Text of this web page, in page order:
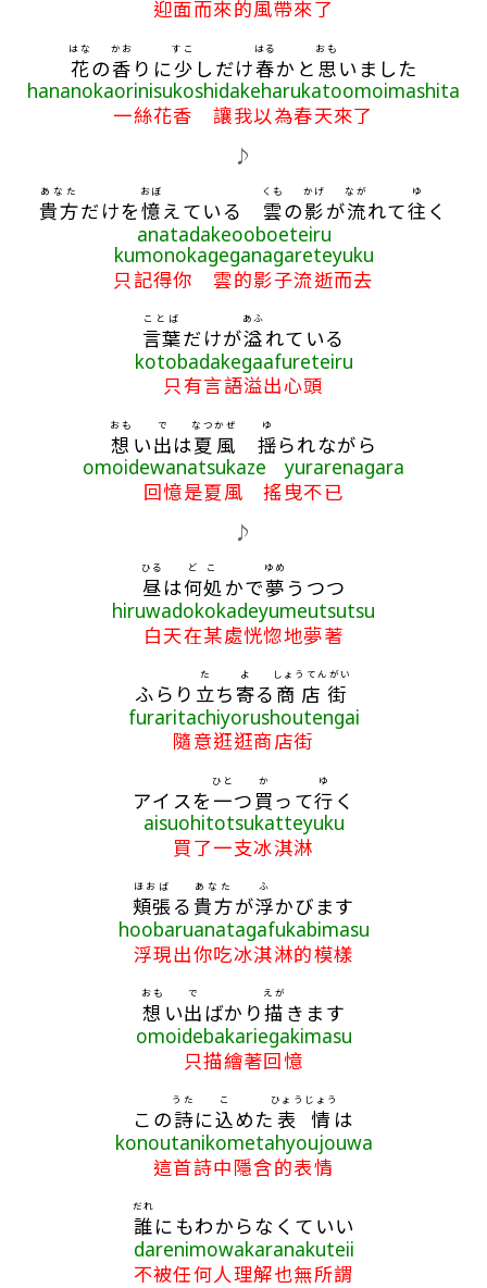
迎面而來的風帶來了
花
はな
の香
かお
りに少
すこ
しだけ春
はる
かと 思
おも
いました
hananokaorinisukoshidakeharukatoomoimashita
一絲花香 讓我以為春天來了
♪
貴方
あなた
だけを憶
おぼ
えている 雲
くも
の影
かげ
が流
なが
れて往
ゆ
く
anatadakeooboeteiru
kumonokageganagareteyuku
只記得你 雲的影子流逝而去
言葉
ことば
だけが溢
あふ
れている
kotobadakegaafureteiru
只有言語溢出心頭
想
おも
い出
で
は夏
なつ
風
かぜ
揺
ゆ
られながら
omoidewanatsukaze yurarenagara
回憶是夏風 搖曳不已
♪
昼
ひる
は何処
どこ
かで夢
ゆめ
うつつ
hiruwadokokadeyumeutsutsu
白天在某處恍惚地夢著
ふらり 立
た
ち 寄
よ
る 商店街
しょうてんがい
furaritachiyorushoutengai
隨意逛逛商店街
アイスを 一
ひと
つ 買
か
って行
ゆ
く
aisuohitotsukatteyuku
買了一支冰淇淋
頬張
ほおば
る貴方
あなた
が浮
ふ
かびます
hoobaruanatagafukabimasu
浮現出你吃冰淇淋的模樣
想
おも
い出
で
ばかり描
えが
きます
omoidebakariegakimasu
只描繪著回憶
この詩
うた
に込
こ
めた 表情
ひょうじょう
は
konoutanikometahyoujouwa
這首詩中隱含的表情
誰
だれ
にもわからなくていい
darenimowakaranakuteii
不被任何人理解也無所謂